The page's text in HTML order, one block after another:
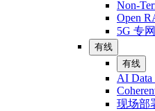
Non-
Open
5G 专网
有线
有线
AI Data
现场部